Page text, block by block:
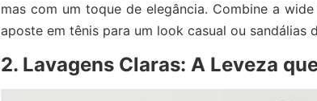
mas com um toque de elegância. Combine a
aposte em tênis para um look casual ou sandálias
2. Lavagens Claras: A Leveza